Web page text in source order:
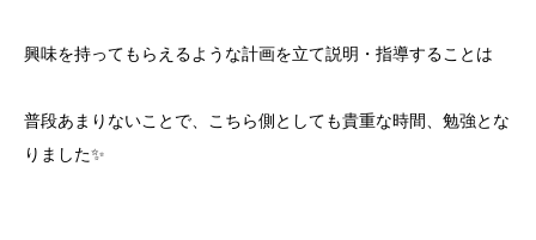
興味を持ってもらえるような計画を立て説明・指導することは
普段あまりないことで、こちら側としても貴重な時間、勉強とな
りました✨